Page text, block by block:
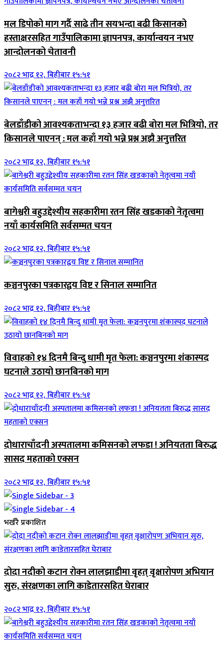
मल डिपोको माग गर्दै साढे तीन सयभन्दा बढी किसानको
हस्ताक्षरसहित गाउँपालिकामा ज्ञापनपत्र, कार्यान्वयन नभए
आन्दोलनको चेतावनी
२०८२ भाद्र १२, बिहीबार १५:५१
बेलडाँडीको आवश्यकताभन्दा १३ हजार बढी बोरा मल भित्रियो, तर
किसानले पाएनन् : मल कहाँ गयो भन्ने प्रश्न अझै अनुत्तरित
२०८२ भाद्र १२, बिहीबार १५:५१
बागेश्वरी बहुउद्देश्यीय सहकारीमा रतन सिंह खडकाको नेतृत्वमा
नयाँ कार्यसमिति सर्वसम्मत चयन
२०८२ भाद्र १२, बिहीबार १५:५१
कञ्चनपुरका पत्रकारद्वय विष्ट र सिनाल सम्मानित
२०८२ भाद्र १२, बिहीबार १५:५१
विवाहको १४ दिनमै बिन्दु धामी मृत फेला: कञ्चनपुरमा शंकास्पद
घटनाले उठायो छानबिनको माग
२०८२ भाद्र १२, बिहीबार १५:५१
दोधाराचाँदनी अस्पतालमा कमिसनको लफडा ! अनियतता बिरुद्ध
सासद महताको एक्सन
२०८२ भाद्र १२, बिहीबार १५:५१
भर्खरै प्रकाशित
दोदा नदीको कटान रोक्न लालझाडीमा वृहत् वृक्षारोपण अभियान
सुरु, संरक्षणका लागि काडेतारसहित घेराबार
२०८२ भाद्र १२, बिहीबार १५:५१